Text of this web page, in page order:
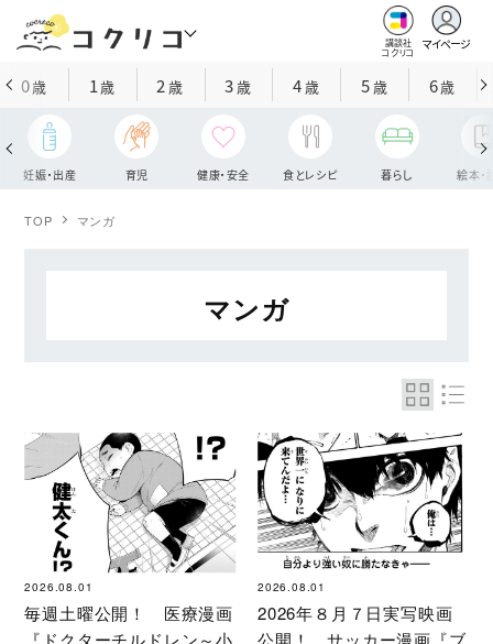
講談社
コクリコ
マイページ
0歳 1歳 2 歳 3歳 4歳 5歳 6歳
妊娠・出産 育児 健康・安全 食とレシピ 暮らし 絵本・
TOP マンガ
マンガ
2026.08.01
毎週土曜公開！ 医療漫画
『ドクターチルドレン～小
2026.08.01
2026年８月７日実写映画
公開！ サッカー漫画『ブ